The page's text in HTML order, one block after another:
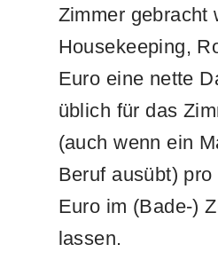
Zimmer gebracht
Housekeeping,
Euro eine nette
üblich für das
(auch wenn ein
Beruf ausübt)
Euro im (Bade-)
lassen.